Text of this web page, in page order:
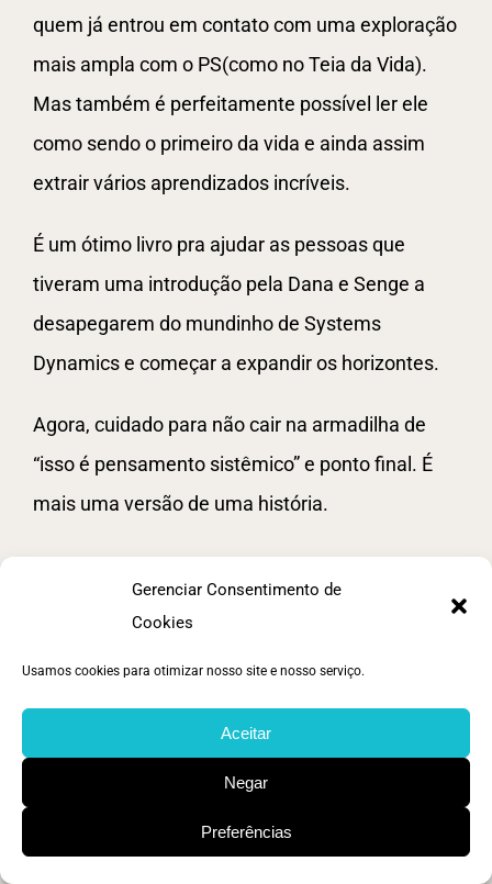
Gerenciar Consentimento de
Cookies
Usamos cookies para otimizar nosso site e nosso serviço.
Aceitar
Negar
Preferências
quem já entrou em contato com uma exploração
mais ampla com o PS(como no Teia da Vida).
Mas também é perfeitamente possível ler ele
como sendo o primeiro da vida e ainda assim
extrair vários aprendizados incríveis.
É um ótimo livro pra ajudar as pessoas que
tiveram uma introdução pela Dana e Senge a
desapegarem do mundinho de Systems
Dynamics e começar a expandir os horizontes.
Agora, cuidado para não cair na armadilha de
“isso é pensamento sistêmico” e ponto final. É
mais uma versão de uma história.
organizacionais e educacionais.
Sem falar que a Laura é mestra da didática. :)
A QUINTA DISCIPLINA POR